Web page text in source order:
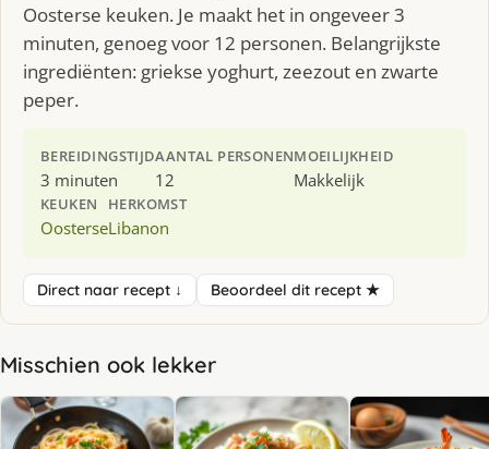
Oosterse keuken. Je maakt het in ongeveer 3
minuten, genoeg voor 12 personen. Belangrijkste
ingrediënten: griekse yoghurt, zeezout en zwarte
peper.
BEREIDINGSTIJD
3 minuten
AANTAL PERSONEN
12
MOEILIJKHEID
Makkelijk
KEUKEN
Oosterse
HERKOMST
Libanon
Direct naar recept ↓ Beoordeel dit recept ★
Misschien ook lekker